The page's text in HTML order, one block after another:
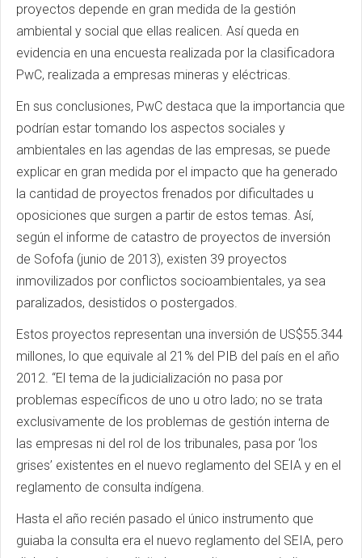
proyectos depende en gran medida de la gestión
ambiental y social que ellas realicen. Así queda en
evidencia en una encuesta realizada por la clasificadora
PwC, realizada a empresas mineras y eléctricas.
En sus conclusiones, PwC destaca que la importancia que
podrían estar tomando los aspectos sociales y
ambientales en las agendas de las empresas, se puede
explicar en gran medida por el impacto que ha generado
la cantidad de proyectos frenados por dificultades u
oposiciones que surgen a partir de estos temas. Así,
según el informe de catastro de proyectos de inversión
de Sofofa (junio de 2013), existen 39 proyectos
inmovilizados por conflictos socioambientales, ya sea
paralizados, desistidos o postergados.
Estos proyectos representan una inversión de US$55.344
millones, lo que equivale al 21% del PIB del país en el año
2012. “El tema de la judicialización no pasa por
problemas específicos de uno u otro lado; no se trata
exclusivamente de los problemas de gestión interna de
las empresas ni del rol de los tribunales, pasa por ‘los
grises’ existentes en el nuevo reglamento del SEIA y en el
reglamento de consulta indígena.
Hasta el año recién pasado el único instrumento que
guiaba la consulta era el nuevo reglamento del SEIA, pero